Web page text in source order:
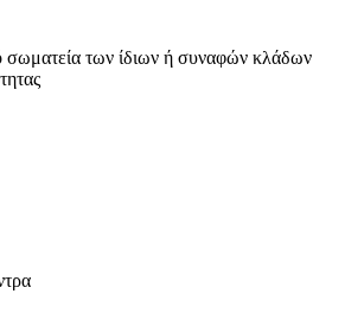
σωματεία των ίδιων ή συναφών κλάδων